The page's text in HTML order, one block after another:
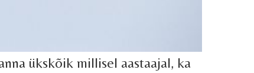
ükskõik millisel aastaajal, ka